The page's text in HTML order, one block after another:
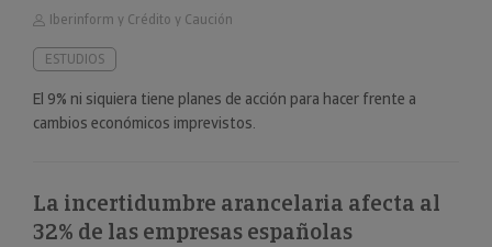
Iberinform y Crédito y Caución
ESTUDIOS
El 9% ni siquiera tiene planes de acción para hacer frente a
cambios económicos imprevistos.
La incertidumbre arancelaria afecta al
32% de las empresas españolas